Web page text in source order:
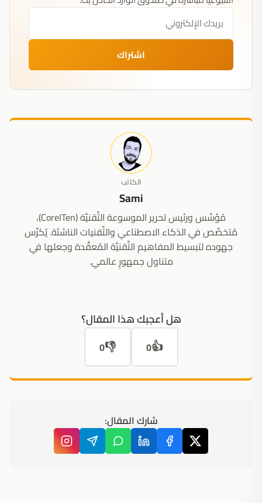
اشتراك
الكاتب
Sami
مُؤسِّس ورئيس تحرير الموسوعة التِّقنيَّة (CoreITen)،
مُتخصِّص في الذكاء الاصطناعي والتِّقنيات الناشئة. يُكرِّس
جهوده لتبسيط المفاهيم التِّقنيَّة المُعقَّدة وجعلها في
متناول جمهورٍ عالمي.
هل أعجبك هذا المقال؟
👍
0
👎
0
شارك المقال: